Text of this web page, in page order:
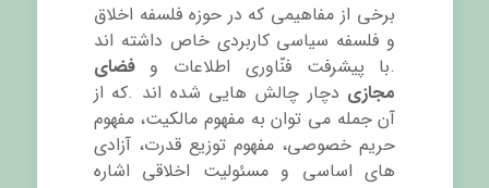
برخی از مفاهیمی که در حوزه فلسفه اخلاق
و فلسفه سیاسی کاربردی خاص داشته اند
.با پیشرفت فنّاوری اطلاعات وفضای
مجازی دچار چالش هایی شده اند .که از
آن جمله می توان به مفهوم مالکیت، مفهوم
حریم خصوصی، مفهوم توزیع قدرت، آزادی
های اساسی و مسئولیت اخلاقی اشاره